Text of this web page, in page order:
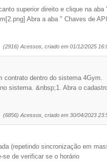
superior direito e clique na aba
Abra a aba " Chaves de
(2916) Acessos, criado em 01/12/2025
contrato dentro do sistema 4Gym.
sistema. &nbsp;1. Abra o
(6856) Acessos, criado em 30/04/2023
(repetindo sincronização em
se de verificar se o horário